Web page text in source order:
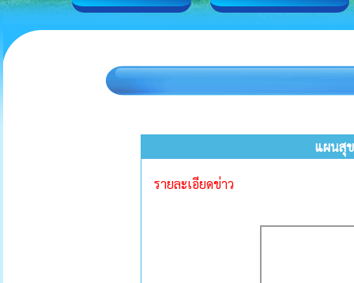
แผนสุ
รายละเอียดข่าว